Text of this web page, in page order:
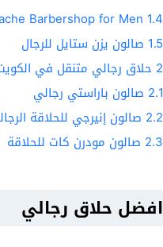
1.4
1.5 صالون يزن ستايل للرجال
2 حلاق رجالي متنقل في
2.1 صالون باراستي رجالي
2.2 صالون إنيرجي للحلاقة
2.3 صالون مودرن كات للحلاقة
افضل حلاق رجالي